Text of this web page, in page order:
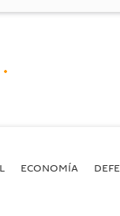
ECONOMÍA